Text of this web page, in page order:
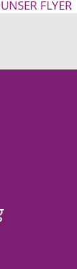
UNSER FLYER